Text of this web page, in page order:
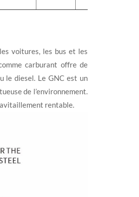
voitures, les bus et les
carburant offre de
le diesel. Le GNC est un
de l’environnement.
rentable.